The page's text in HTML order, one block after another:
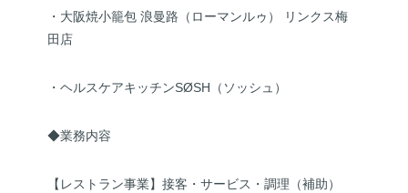
・大阪焼小籠包 浪曼路（ローマンルゥ） リンクス梅
田店
・ヘルスケアキッチンSØSH（ソッシュ）
◆業務内容
【レストラン事業】接客・サービス・調理（補助）